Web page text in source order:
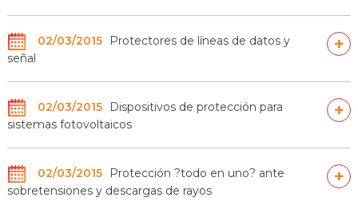
02/03/2015
Protectores de líneas de datos y
señal
+
02/03/2015
Dispositivos de protección para
sistemas fotovoltaicos
+
02/03/2015
Protección ?todo en uno? ante
sobretensiones y descargas de rayos
+